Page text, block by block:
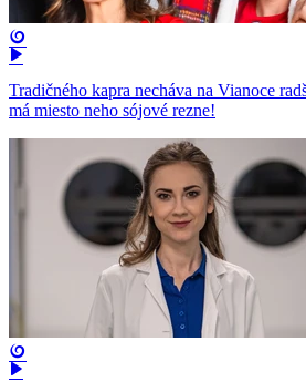
Tradičného kapra necháva na Vianoce
má miesto neho sójové rezne!